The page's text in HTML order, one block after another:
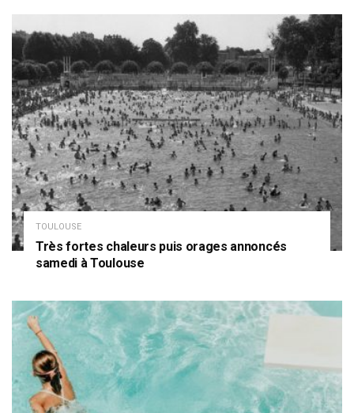
TOULOUSE
Très fortes chaleurs puis orages annoncés
samedi à Toulouse